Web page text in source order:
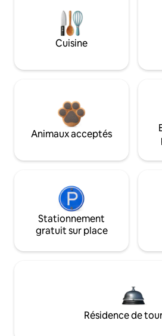
Cuisine
Animaux acceptés
Stationnement
gratuit sur place
Résidence de